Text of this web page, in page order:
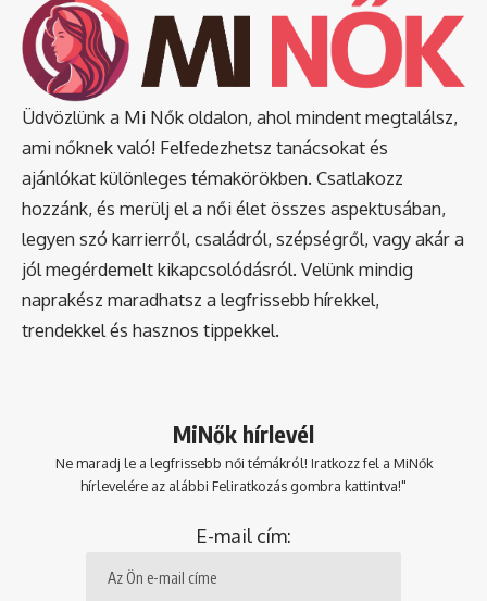
Üdvözlünk a Mi Nők oldalon, ahol mindent megtalálsz,
ami nőknek való! Felfedezhetsz tanácsokat és
ajánlókat különleges témakörökben. Csatlakozz
hozzánk, és merülj el a női élet összes aspektusában,
legyen szó karrierről, családról, szépségről, vagy akár a
jól megérdemelt kikapcsolódásról. Velünk mindig
naprakész maradhatsz a legfrissebb hírekkel,
trendekkel és hasznos tippekkel.
MiNők hírlevél
Ne maradj le a legfrissebb női témákról! Iratkozz fel a MiNők
hírlevelére az alábbi Feliratkozás gombra kattintva!"
E-mail cím: